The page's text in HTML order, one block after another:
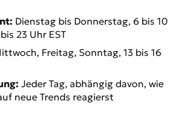
Dienstag bis Donnerstag, 6 bis 10
23 Uhr EST
Freitag, Sonntag, 13 bis 16
Jeder Tag, abhängig davon, wie
neue Trends reagierst